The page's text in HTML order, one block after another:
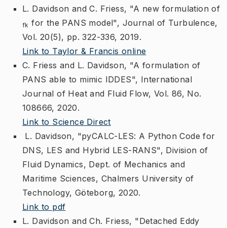
L. Davidson and C. Friess, "A new formulation of
fk for the PANS model", Journal of Turbulence,
Vol. 20(5), pp. 322-336, 2019.
Link to Taylor & Francis online
C. Friess and L. Davidson, "A formulation of
PANS able to mimic IDDES", International
Journal of Heat and Fluid Flow, Vol. 86, No.
108666, 2020.
Link to Science Direct
L. Davidson, "pyCALC-LES: A Python Code for
DNS, LES and Hybrid LES-RANS", Division of
Fluid Dynamics, Dept. of Mechanics and
Maritime Sciences, Chalmers University of
Technology, Göteborg, 2020.
Link to pdf
L. Davidson and Ch. Friess, "Detached Eddy